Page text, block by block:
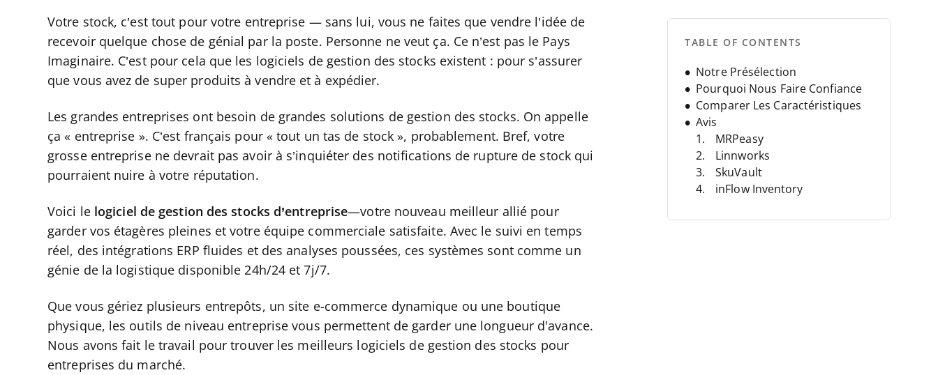
Votre stock, c’est tout pour votre entreprise — sans lui, vous ne faites que vendre l’idée de
recevoir quelque chose de génial par la poste. Personne ne veut ça. Ce n’est pas le Pays
Imaginaire. C’est pour cela que les logiciels de gestion des stocks existent : pour s’assurer
que vous avez de super produits à vendre et à expédier.
Les grandes entreprises ont besoin de grandes solutions de gestion des stocks. On appelle
ça « entreprise ». C’est français pour « tout un tas de stock », probablement. Bref, votre
grosse entreprise ne devrait pas avoir à s’inquiéter des notifications de rupture de stock qui
pourraient nuire à votre réputation.
Voici le logiciel de gestion des stocks d’entreprise—votre nouveau meilleur allié pour
garder vos étagères pleines et votre équipe commerciale satisfaite. Avec le suivi en temps
réel, des intégrations ERP fluides et des analyses poussées, ces systèmes sont comme un
génie de la logistique disponible 24h/24 et 7j/7.
Que vous gériez plusieurs entrepôts, un site e-commerce dynamique ou une boutique
physique, les outils de niveau entreprise vous permettent de garder une longueur d'avance.
Nous avons fait le travail pour trouver les meilleurs logiciels de gestion des stocks pour
entreprises du marché.
TABLE OF CONTENTS
Notre Présélection
Pourquoi Nous Faire Confiance
Comparer Les Caractéristiques
Avis
MRPeasy
Linnworks
SkuVault
inFlow Inventory
Zoho Inventory